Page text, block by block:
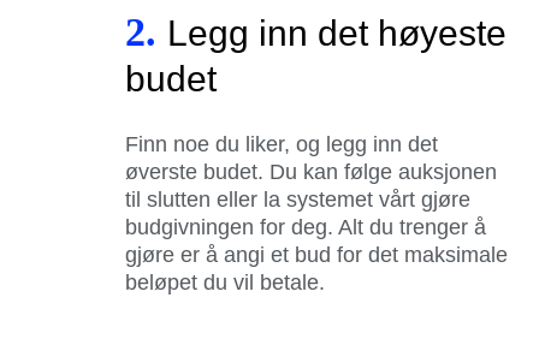
2. Legg inn det høyeste
budet
Finn noe du liker, og legg inn det
øverste budet. Du kan følge auksjonen
til slutten eller la systemet vårt gjøre
budgivningen for deg. Alt du trenger å
gjøre er å angi et bud for det maksimale
beløpet du vil betale.